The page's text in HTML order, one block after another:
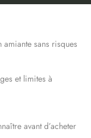
amiante sans risques
et limites à
avant d’acheter